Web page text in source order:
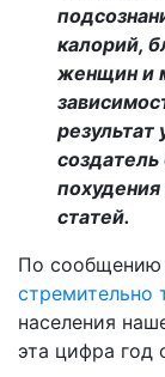
калорий,
женщин и
создатель
статей.
По сообщению
стремительно
населения
эта цифра год